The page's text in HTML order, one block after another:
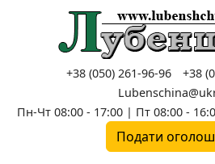
+38 (050) 261-96-96
+38
Пн-Чт 08:00 - 17:00 | Пт 08:00 -
Подати